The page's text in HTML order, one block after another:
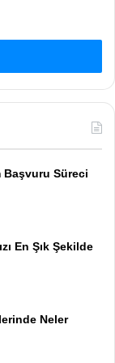
Başvuru Süreci
En Şık Şekilde
Neler